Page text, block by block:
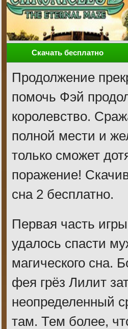
Скачать бесплатно
Продолжение
помочь Фэй
королевство.
полной мести и
только сможет
поражение!
сна 2 бесплатно.
Первая часть
удалось спасти
магического сна.
фея грёз Лилит
неопределенный
там. Тем более,